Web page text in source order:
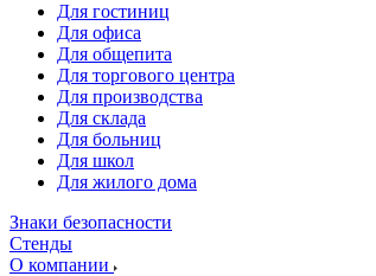
Для гостиниц
Для офиса
Для общепита
Для торгового центра
Для производства
Для склада
Для больниц
Для школ
Для жилого дома
Знаки безопасности
Стенды
О компании